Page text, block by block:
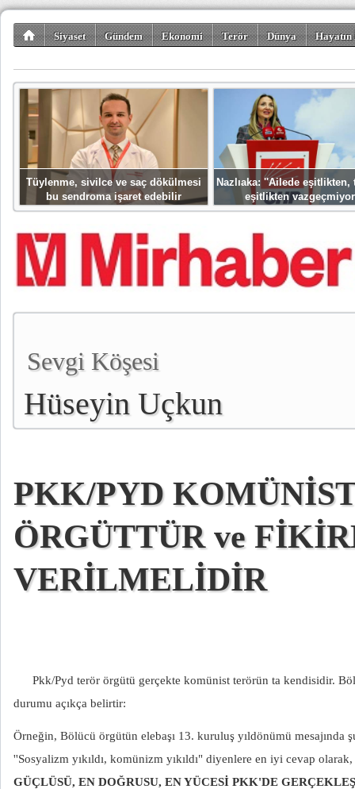
Siyaset Gündem Ekonomi Terör Dünya
Tüylenme, sivilce ve saç dökülmesi
bu sendroma işaret edebilir
Nazlıaka: ''Ailede eşitlikten,
eşitlikten
Sevgi Köşesi
Hüseyin Uçkun
PKK/PYD
ÖRGÜTTÜR ve
VERİLMELİDİR
Pkk/Pyd terör örgütü gerçekte komünist terörün ta kendisidir.
durumu açıkça belirtir:
Örneğin, Bölücü örgütün elebaşı 13. kuruluş yıldönümü mesajında
''Sosyalizm yıkıldı, komünizm yıkıldı" diyenlere en iyi cevap
GÜÇLÜSÜ, EN DOĞRUSU, EN YÜCESİ PKK'DE